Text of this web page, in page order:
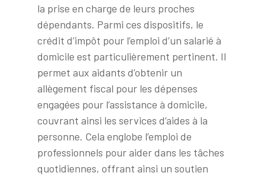
la prise en charge de leurs proches
dépendants. Parmi ces dispositifs, le
crédit d’impôt pour l’emploi d’un salarié à
domicile est particulièrement pertinent. Il
permet aux aidants d’obtenir un
allègement fiscal pour les dépenses
engagées pour l’assistance à domicile,
couvrant ainsi les services d’aides à la
personne. Cela englobe l’emploi de
professionnels pour aider dans les tâches
quotidiennes, offrant ainsi un soutien